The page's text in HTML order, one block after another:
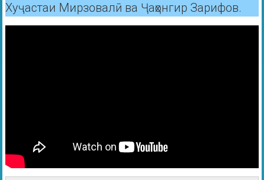
Хуҷастаи Мирзовалӣ ва Ҷаҳонгир Зарифов.